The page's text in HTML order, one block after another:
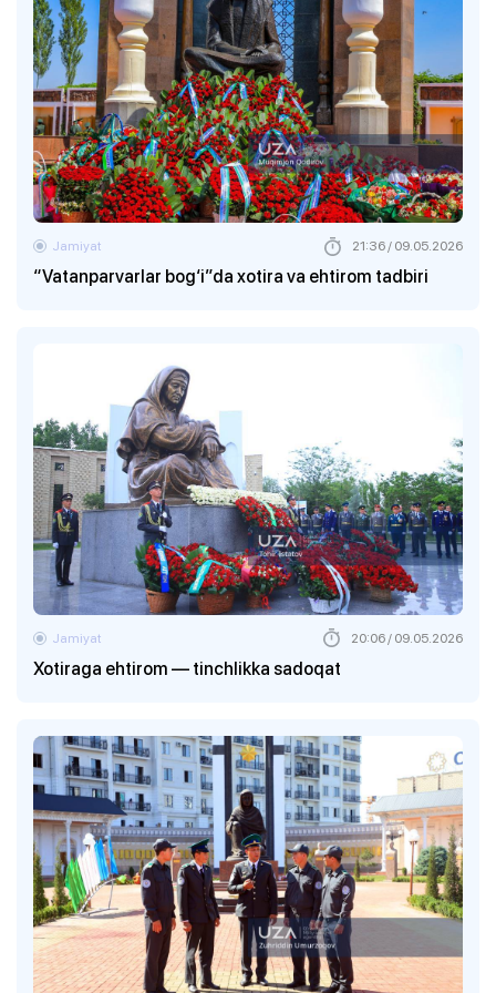
“Vatanparvarlar bog‘i”da xotira va ehtirom tadbiri
Jamiyat 21:36 / 09.05.2026
Xotiraga ehtirom — tinchlikka sadoqat
Jamiyat 20:06 / 09.05.2026